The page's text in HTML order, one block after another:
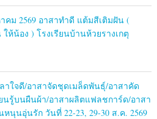
คม 2569 อาสาทำดี แต้มสีเติมฝัน (
ห้น้อง ) โรงเรียนบ้านห้วยรางเกตุ
าใจดี/อาสาจัดชุดเมล็ดพันธุ์/อาสาคัด
นรู้บนผืนผ้า/อาสาผลิตแฟลชการ์ด/อาสา
นุนอุ่นรัก วันที่ 22-23, 29-30 ส.ค. 2569